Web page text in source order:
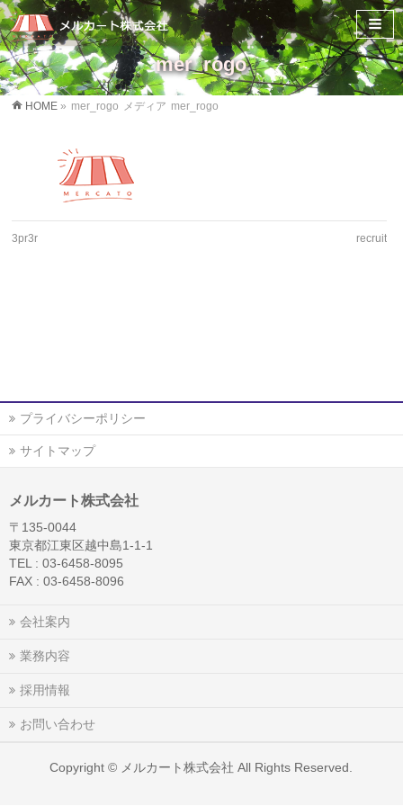
mer_rogo
HOME » mer_rogo メディア mer_rogo
3pr3r recruit
プライバシーポリシー
サイトマップ
メルカート株式会社
〒135-0044
東京都江東区越中島1-1-1
TEL : 03-6458-8095
FAX : 03-6458-8096
会社案内
業務内容
採用情報
お問い合わせ
Copyright © メルカート株式会社 All Rights Reserved.